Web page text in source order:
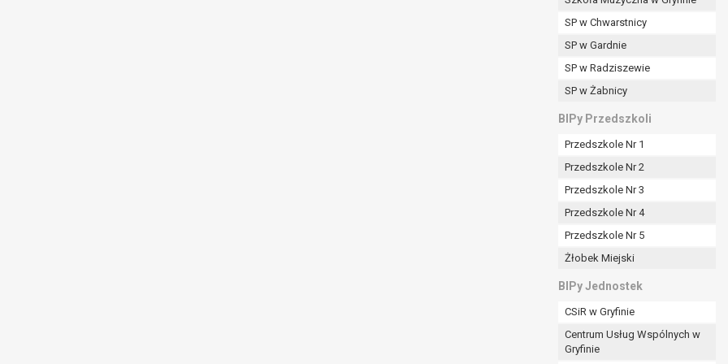
SP w Chwarstnicy
SP w Gardnie
SP w Radziszewie
SP w Żabnicy
BIPy Przedszkoli
Przedszkole Nr 1
Przedszkole Nr 2
Przedszkole Nr 3
Przedszkole Nr 4
Przedszkole Nr 5
Żłobek Miejski
BIPy Jednostek
CSiR w Gryfinie
Centrum Usług Wspólnych w
Gryfinie
art. 16 RODO,
prawo do bycia zapomnianym) na podstawie art. 17 RODO, w przypadku gdy:
były zebrane lub w inny sposób przetwarzane,
na przetwarzanie danych osobowych, która jest podstawą przetwarzania danych i nie ma innej podstawy prawnej
z prawem,
się z obowiązku wynikającego z przepisów prawa;
danych osobowych – na okres pozwalający administratorowi sprawdzić prawidłowość tych danych,
celów, ale osoba, której dane dotyczą, potrzebuje ich do ustalenia, obrony lub dochodzenia roszczeń,
wobec przetwarzania danych - do czasu ustalenia czy prawnie uzasadnione podstawy po stronie administratora są
RODO, w przypadku gdy łącznie spełnione są następujące przesłanki:
umowy zawartej z osobą, której dane dotyczą lub na podstawie zgody wyrażonej przez tą osobę,
art. 21 RODO, wobec przetwarzania danych osobowych, którego podstawą prawną jest: